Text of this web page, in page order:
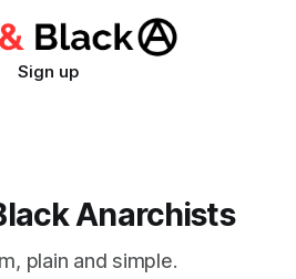
Sign up
Anarchists
plain and simple.